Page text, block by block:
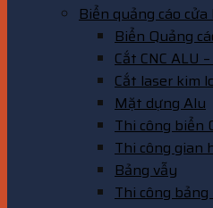
Biển quảng cáo cửa
Biển Quảng
Cắt CNC ALU
Cắt laser kim
Mặt dựng Alu
Thi công biển
Thi công gian
Bảng vẫy
Thi công